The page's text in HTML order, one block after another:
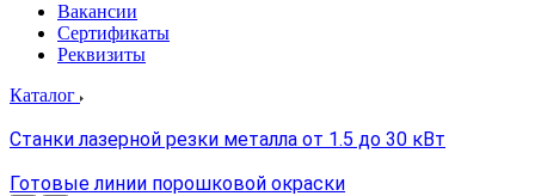
Вакансии
Сертификаты
Реквизиты
Каталог
Станки лазерной резки металла от 1.5 до 30 кВт
Готовые линии порошковой окраски